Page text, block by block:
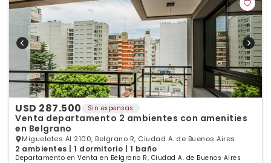
USD 287.500 Sin expensas
Venta departamento 2 ambientes con amenities
en Belgrano
Migueletes Al 2100, Belgrano R, Ciudad A. de Buenos Aires
2 ambientes | 1 dormitorio | 1 baño
Departamento en Venta en Belgrano R, Ciudad A. de Buenos Aires